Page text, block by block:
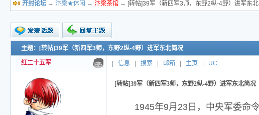
开封论坛 →汴梁★休闲 →汴梁茶馆 → [转帖]39军（新四军3师，东野2纵-4野）进军东
新的主题
投票帖
交易帖
小字报
主题：[转帖]39军（新四军3师，东野2纵-4野）进军东北简况
红二十五军 信息 搜索 邮箱 主页 UC
[转帖]39军（新四军3师，东野2纵-4野）进军东北简况
1945年9月23日，中央军委命